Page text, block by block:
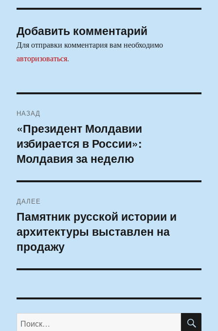
Добавить комментарий
Для отправки комментария вам необходимо
авторизоваться.
по
записям
НАЗАД
Предыдущая
запись:
«Президент Молдавии
избирается в России»:
Молдавия за неделю
ДАЛЕЕ
Следующая
запись:
Памятник русской истории и
архитектуры выставлен на
продажу
Искать: